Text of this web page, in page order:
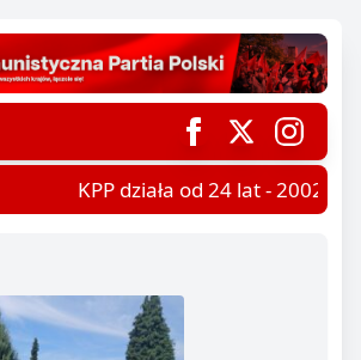
KPP działa od 24 lat - 2002-